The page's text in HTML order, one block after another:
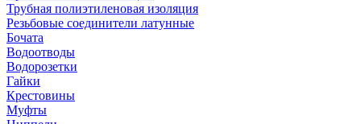
Трубная полиэтиленовая изоляция
Резьбовые соединители латунные
Бочата
Водоотводы
Водорозетки
Гайки
Крестовины
Муфты